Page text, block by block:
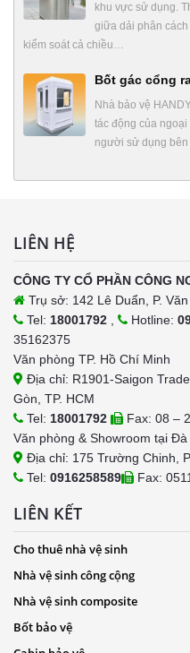
khu vực sử dụng.
giữa dải phân
kiểm soát cả chiều…
Bốt gác cổng
Nhà bảo vệ
tác động của
người sử dụng bên
LIÊN HỆ
CÔNG TY CỔ PHẦN CÔNG
Trụ sở: 142 Lê Duẩn, P.
Tel: 18001792 , Hotline:
35162375
Văn phòng TP. Hồ Chí Minh
Địa chỉ: R1901-Saigon
Gòn, TP. HCM
Tel: 18001792
Fax: 08 –
Văn phòng & Showroom tại Đà
Địa chỉ: 175 Trường Chinh,
Tel: 0916258589 Fax:
LIÊN KẾT
Cho thuê nhà vệ sinh
Nhà vệ sinh công cộng
Nhà vệ sinh composite
Bốt bảo vệ